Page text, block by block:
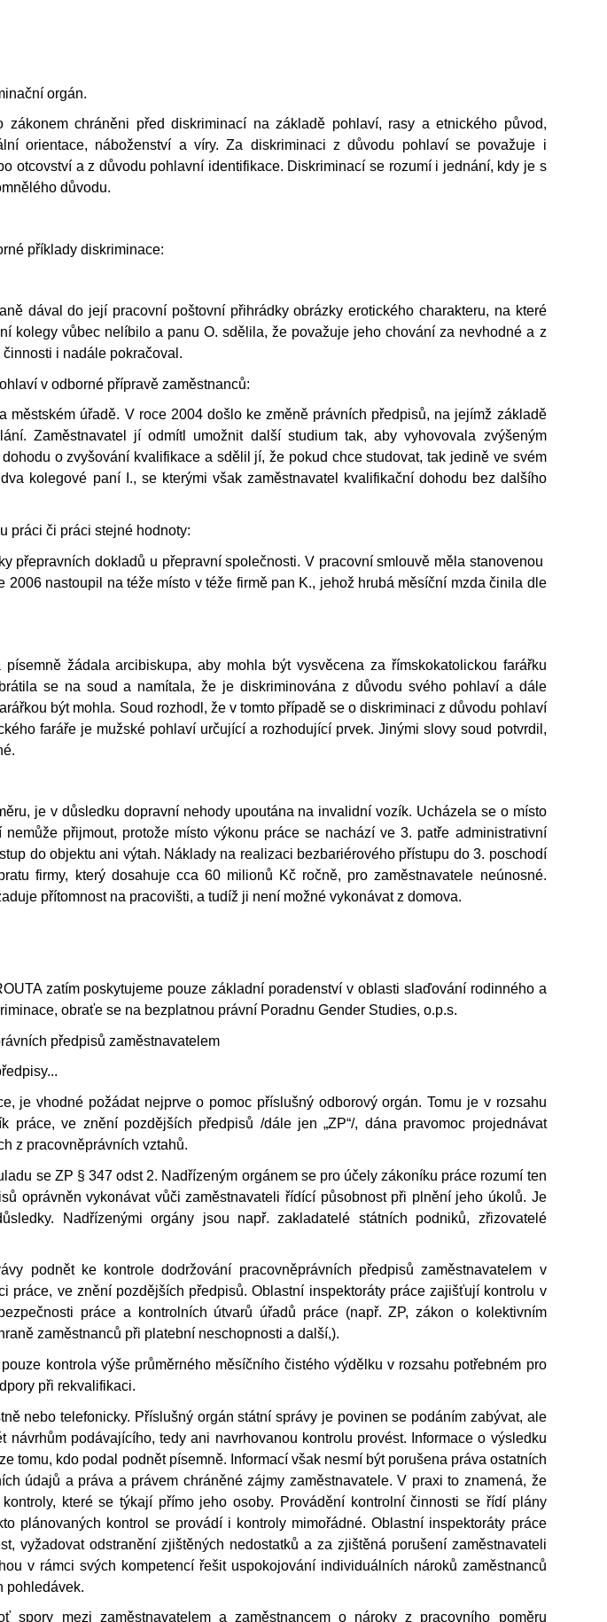
orgán.
chráněni před diskriminací na základě pohlaví, rasy a etnického původ,
orientace, náboženství a víry. Za diskriminaci z důvodu pohlaví se považuje i
otcovství a z důvodu pohlavní identifikace. Diskriminací se rozumí i jednání, kdy je s
důvodu.
příklady diskriminace:
dával do její pracovní poštovní přihrádky obrázky erotického charakteru, na které
kolegy vůbec nelíbilo a panu O. sdělila, že považuje jeho chování za nevhodné a z
i nadále pokračoval.
v odborné přípravě zaměstnanců:
městském úřadě. V roce 2004 došlo ke změně právních předpisů, na jejímž základě
Zaměstnavatel jí odmítl umožnit další studium tak, aby vyhovovala zvýšeným
o zvyšování kvalifikace a sdělil jí, že pokud chce studovat, tak jedině ve svém
kolegové paní I., se kterými však zaměstnavatel kvalifikační dohodu bez dalšího
práci či práci stejné hodnoty:
přepravních dokladů u přepravní společnosti. V pracovní smlouvě měla stanovenou
2006 nastoupil na téže místo v téže firmě pan K., jehož hrubá měsíční mzda činila dle
žádala arcibiskupa, aby mohla být vysvěcena za římskokatolickou farářku
se na soud a namítala, že je diskriminována z důvodu svého pohlaví a dále
být mohla. Soud rozhodl, že v tomto případě se o diskriminaci z důvodu pohlaví
faráře je mužské pohlaví určující a rozhodující prvek. Jinými slovy soud potvrdil,
je v důsledku dopravní nehody upoutána na invalidní vozík. Ucházela se o místo
přijmout, protože místo výkonu práce se nachází ve 3. patře administrativní
do objektu ani výtah. Náklady na realizaci bezbariérového přístupu do 3. poschodí
firmy, který dosahuje cca 60 milionů Kč ročně, pro zaměstnavatele neúnosné.
přítomnost na pracovišti, a tudíž ji není možné vykonávat z domova.
zatím poskytujeme pouze základní poradenství v oblasti slaďování rodinného a
obraťe se na bezplatnou právní Poradnu Gender Studies, o.p.s.
předpisů zaměstnavatelem
je vhodné požádat nejprve o pomoc příslušný odborový orgán. Tomu je v rozsahu
práce, ve znění pozdějších předpisů /dále jen „ZP“/, dána pravomoc projednávat
z pracovněprávních vztahů.
se ZP § 347 odst 2. Nadřízeným orgánem se pro účely zákoníku práce rozumí ten
oprávněn vykonávat vůči zaměstnavateli řídící působnost při plnění jeho úkolů. Je
Nadřízenými orgány jsou např. zakladatelé státních podniků, zřizovatelé
podnět ke kontrole dodržování pracovněprávních předpisů zaměstnavatelem v
práce, ve znění pozdějších předpisů. Oblastní inspektoráty práce zajišťují kontrolu v
práce a kontrolních útvarů úřadů práce (např. ZP, zákon o kolektivním
zaměstnanců při platební neschopnosti a další,).
kontrola výše průměrného měsíčního čistého výdělku v rozsahu potřebném pro
při rekvalifikaci.
nebo telefonicky. Příslušný orgán státní správy je povinen se podáním zabývat, ale
návrhům podávajícího, tedy ani navrhovanou kontrolu provést. Informace o výsledku
tomu, kdo podal podnět písemně. Informací však nesmí být porušena práva ostatních
údajů a práva a právem chráněné zájmy zaměstnavatele. V praxi to znamená, že
které se týkají přímo jeho osoby. Provádění kontrolní činnosti se řídí plány
plánovaných kontrol se provádí i kontroly mimořádné. Oblastní inspektoráty práce
vyžadovat odstranění zjištěných nedostatků a za zjištěná porušení zaměstnavateli
v rámci svých kompetencí řešit uspokojování individuálních nároků zaměstnanců
pohledávek.
spory mezi zaměstnavatelem a zaměstnancem o nároky z pracovního poměru